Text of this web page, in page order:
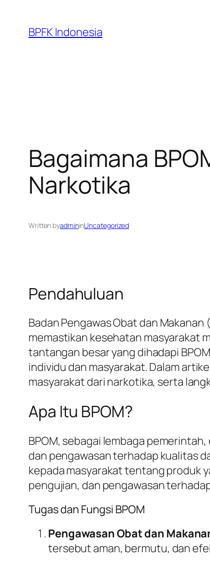
content
BPFK Indonesia
Bagaimana
Narkotika
Written byadmininUncategorized
Pendahuluan
Badan Pengawas Obat dan
memastikan kesehatan masyarakat
tantangan besar yang dihadapi
individu dan masyarakat. Dalam
masyarakat dari narkotika, serta
Apa Itu BPOM?
BPOM, sebagai lembaga
dan pengawasan terhadap kualitas
kepada masyarakat tentang produk
pengujian, dan pengawasan
Tugas dan Fungsi BPOM
Pengawasan Obat dan
tersebut aman, bermutu, dan